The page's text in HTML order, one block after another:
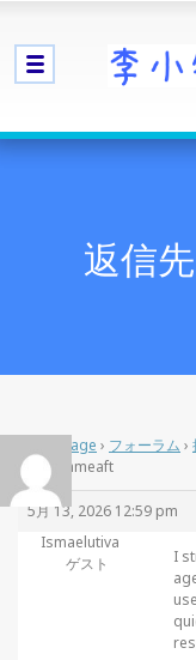
返信
Home Page › フォーラム ›
Stephenmeaft
5月 13, 2026 12:59 pm
Ismaelutiva
ゲスト
I